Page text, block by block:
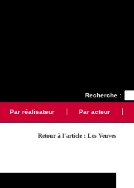
Recherche :
Par réalisateur Par acteur
Retour à l'article : Les Veuves